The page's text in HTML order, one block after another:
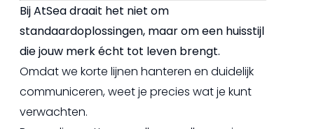
Bij AtSea draait het niet om
standaardoplossingen, maar om een huisstijl
die jouw merk écht tot leven brengt.
Omdat we korte lijnen hanteren en duidelijk
communiceren, weet je precies wat je kunt
verwachten.